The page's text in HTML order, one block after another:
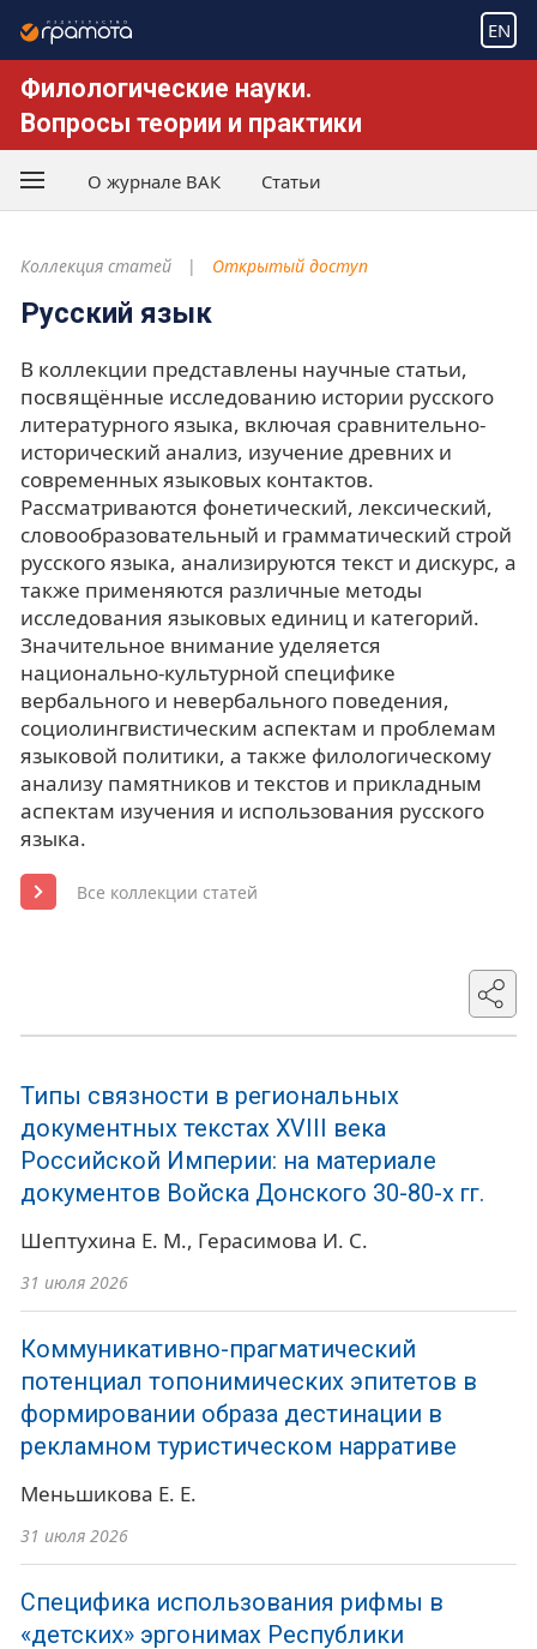
EN
Филологические науки.
Вопросы теории и практики
О журнале ВАК Статьи
Коллекция статей Открытый доступ
Русский язык
В коллекции представлены научные статьи,
посвящённые исследованию истории русского
литературного языка, включая сравнительно-
исторический анализ, изучение древних и
современных языковых контактов.
Рассматриваются фонетический, лексический,
словообразовательный и грамматический строй
русского языка, анализируются текст и дискурс, а
также применяются различные методы
исследования языковых единиц и категорий.
Значительное внимание уделяется
национально-культурной специфике
вербального и невербального поведения,
социолингвистическим аспектам и проблемам
языковой политики, а также филологическому
анализу памятников и текстов и прикладным
аспектам изучения и использования русского
языка.
Все коллекции статей
Типы связности в региональных
документных текстах XVIII века
Российской Империи: на материале
документов Войска Донского 30-80-х гг.
Шептухина Е. М. Герасимова И. С.
31 июля 2026
Коммуникативно-прагматический
потенциал топонимических эпитетов в
формировании образа дестинации в
рекламном туристическом нарративе
Меньшикова Е. Е.
31 июля 2026
Специфика использования рифмы в
«детских» эргонимах Республики